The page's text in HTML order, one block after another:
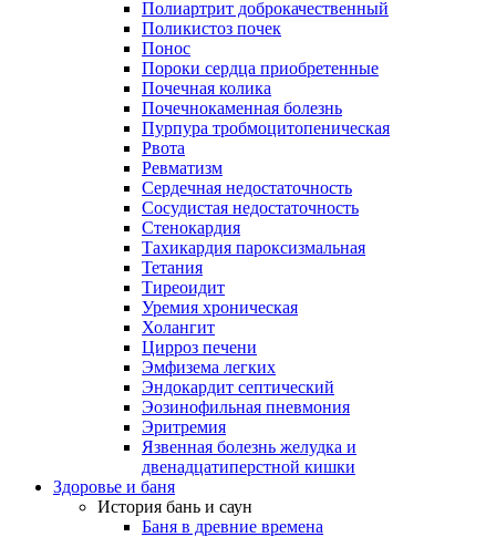
Полиартрит доброкачественный
Поликистоз почек
Понос
Пороки сердца приобретенные
Почечная колика
Почечнокаменная болезнь
Пурпура тробмоцитопеническая
Рвота
Ревматизм
Сердечная недостаточность
Сосудистая недостаточность
Стенокардия
Тахикардия пароксизмальная
Тетания
Тиреоидит
Уремия хроническая
Холангит
Цирроз печени
Эмфизема легких
Эндокардит септический
Эозинофильная пневмония
Эритремия
Язвенная болезнь желудка и
двенадцатиперстной кишки
Здоровье и баня
История бань и саун
Баня в древние времена